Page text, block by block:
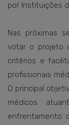
por Instituições
Nas próximas
votar o projeto
critérios e
profissionais
O principal
médicos
enfrentamento